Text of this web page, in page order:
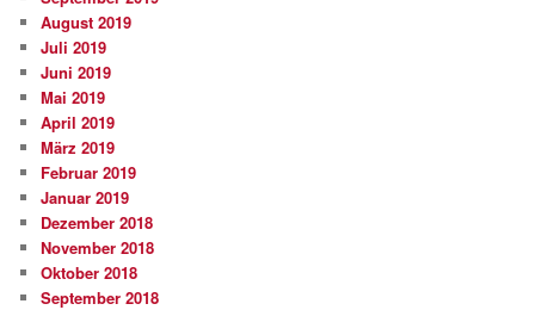
August 2019
Juli 2019
Juni 2019
Mai 2019
April 2019
März 2019
Februar 2019
Januar 2019
Dezember 2018
November 2018
Oktober 2018
September 2018